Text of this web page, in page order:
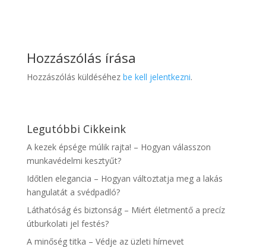
Hozzászólás írása
Hozzászólás küldéséhez be kell jelentkezni.
Legutóbbi Cikkeink
A kezek épsége múlik rajta! – Hogyan válasszon
munkavédelmi kesztyűt?
Időtlen elegancia – Hogyan változtatja meg a lakás
hangulatát a svédpadló?
Láthatóság és biztonság – Miért életmentő a precíz
útburkolati jel festés?
A minőség titka – Védje az üzleti hírnevet